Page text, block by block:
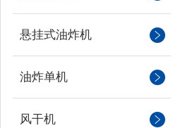
悬挂式油炸机
油炸单机
风干机